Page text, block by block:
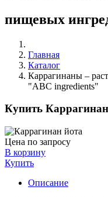
пищевых
Главная
Каталог
Каррагинаны –
"ABC ingredients"
Купить
Цена по запросу
В корзину
Купить
Описание